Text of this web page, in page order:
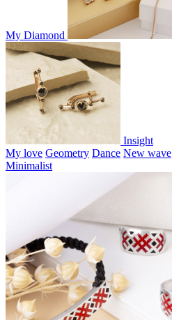
My Diamond
Insight
My love Geometry Dance New wave
Minimalist